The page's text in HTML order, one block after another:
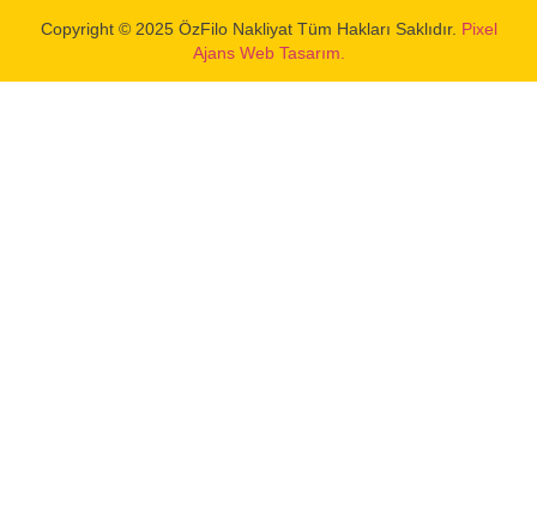
Copyright © 2025 ÖzFilo Nakliyat Tüm Hakları Saklıdır. Pixel
Ajans Web Tasarım.